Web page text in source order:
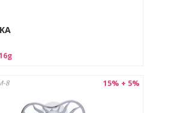
15% + 5%
8